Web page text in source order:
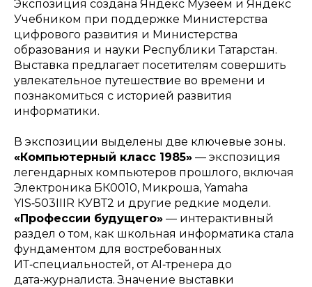
Экспозиция создана Яндекс Музеем и Яндекс
Учебником при поддержке Министерства
цифрового развития и Министерства
образования и науки Республики Татарстан.
Выставка предлагает посетителям совершить
увлекательное путешествие во времени и
познакомиться с историей развития
информатики.
В экспозиции выделены две ключевые зоны.
«Компьютерный класс 1985» — экспозиция
легендарных компьютеров прошлого, включая
Электроника БК0010, Микроша, Yamaha
YIS‑503IIIR КУВТ2 и другие редкие модели.
«Профессии будущего» — интерактивный
раздел о том, как школьная информатика стала
фундаментом для востребованных
ИТ‑специальностей, от AI‑тренера до
дата‑журналиста. Значение выставки